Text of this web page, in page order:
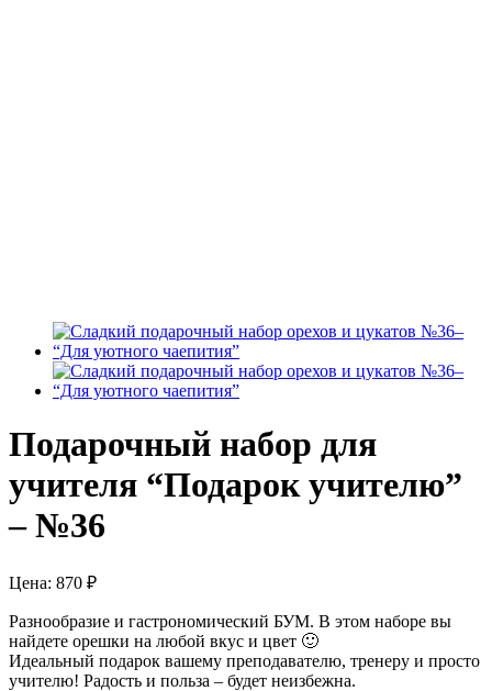
Подарочный набор для
учителя “Подарок учителю”
– №36
Цена: 870 ₽
Разнообразие и гастрономический БУМ. В этом наборе вы
найдете орешки на любой вкус и цвет 🙂
Идеальный подарок вашему преподавателю, тренеру и просто
учителю! Радость и польза – будет неизбежна.